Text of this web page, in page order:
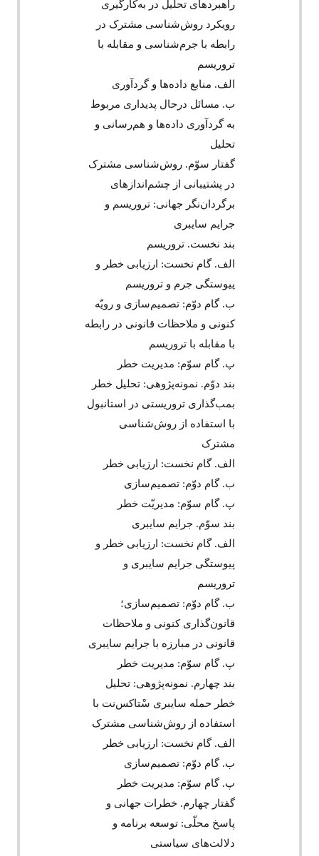
راهبردهای تحلیل در به‌کارگیری
رویکرد روش‌‌شناسی مشترک در
رابطه با جرم‌‌شناسی و مقابله با
تروریسم
الف. منابع داده‌‌ها و گردآوری
ب. مسائل درحال پدیداری مربوط
به گردآوری داده‌‌ها و هم‌رسانی و
تحلیل
گفتار سوّم. روش‌‌شناسی مشترک
در پشتیبانی از چشم‌‌اندازهای
برگردان‌‌نگر جهانی: تروریسم و
جرایم سایبری
بند نخست. تروریسم
الف. گام نخست: ارزیابی خطر و
پیوستگی جرم و تروریسم
ب. گام دوّم: تصمیم‌‌سازی و رویّه
کنونی و ملاحظات قانونی در رابطه
با مقابله با تروریسم
پ. گام سوّم: مدیریت خطر
بند دوّم. نمونه‌‌پژوهی: تحلیل خطر
بمب‌‌گذاری تروریستی در استانبول
با استفاده از روش‌‌شناسی
مشترک
الف. گام نخست: ارزیابی خطر
ب. گام دوّم: تصمیم‌‌سازی
پ. گام سوّم: مدیریّت خطر
بند سوّم. جرایم سایبری
الف. گام نخست: ارزیابی خطر و
پیوستگی جرایم سایبری و
تروریسم
ب. گام دوّم: تصمیم‌‌سازی؛
قانون‌گذاری کنونی و ملاحظات
قانونی در مبارزه با جرایم سایبری
پ. گام سوّم: مدیریت خطر
بند چهارم. نمونه‌‌پژوهی: تحلیل
خطر حمله سایبری سْتاکس‌‌نت با
استفاده از روش‌‌شناسی مشترک
الف. گام نخست: ارزیابی خطر
ب. گام دوّم: تصمیم‌‌سازی
پ. گام سوّم: مدیریت خطر
گفتار چهارم. خطرات جهانی و
پاسخ محلّی: توسعه برنامه و
دلالت‌‌های سیاستی